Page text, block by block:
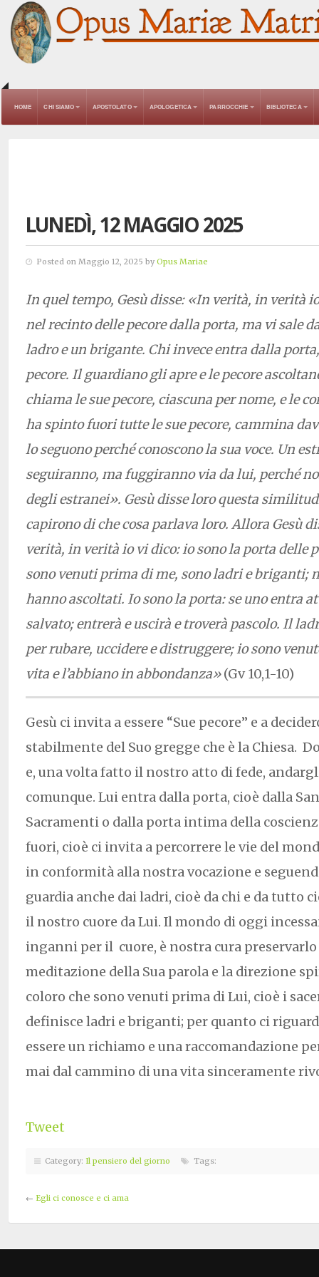
HOME CHI SIAMO APOSTOLATO APOLOGETICA PARROCCHIE BIBLIOTECA
LUNEDÌ, 12 MAGGIO 2025
Posted on Maggio 12, 2025 by Opus Mariae
In quel tempo, Gesù disse: «In verità, in verità
nel recinto delle pecore dalla porta, ma vi sale
ladro e un brigante. Chi invece entra dalla
pecore. Il guardiano gli apre e le pecore
chiama le sue pecore, ciascuna per nome, e le
ha spinto fuori tutte le sue pecore, cammina
lo seguono perché conoscono la sua voce. Un
seguiranno, ma fuggiranno via da lui, perché
degli estranei». Gesù disse loro questa
capirono di che cosa parlava loro. Allora Gesù
verità, in verità io vi dico: io sono la porta delle
sono venuti prima di me, sono ladri e briganti;
hanno ascoltati. Io sono la porta: se uno entra
salvato; entrerà e uscirà e troverà pascolo. Il
per rubare, uccidere e distruggere; io sono
vita e l’abbiano in abbondanza»(Gv 10,1-10)
Gesù ci invita a essere “Sue pecore” e a
stabilmente del Suo gregge che è la Chiesa.
e, una volta fatto il nostro atto di fede,
comunque. Lui entra dalla porta, cioè dalla
Sacramenti o dalla porta intima della
fuori, cioè ci invita a percorrere le vie del
in conformità alla nostra vocazione e
guardia anche dai ladri, cioè da chi e da tutto
il nostro cuore da Lui. Il mondo di oggi
inganni per il cuore, è nostra cura
meditazione della Sua parola e la direzione
coloro che sono venuti prima di Lui, cioè i
definisce ladri e briganti; per quanto ci
essere un richiamo e una raccomandazione
mai dal cammino di una vita sinceramente
Tweet
Category: Il pensiero del giorno Tags:
← Egli ci conosce e ci ama